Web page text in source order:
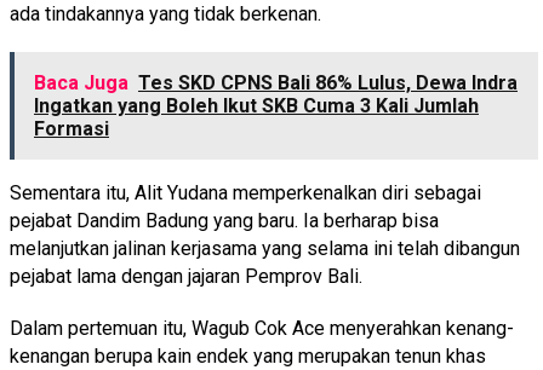
ada tindakannya yang tidak berkenan.
Baca Juga Tes SKD CPNS Bali 86% Lulus, Dewa Indra
Ingatkan yang Boleh Ikut SKB Cuma 3 Kali Jumlah
Formasi
Sementara itu, Alit Yudana memperkenalkan diri sebagai
pejabat Dandim Badung yang baru. Ia berharap bisa
melanjutkan jalinan kerjasama yang selama ini telah dibangun
pejabat lama dengan jajaran Pemprov Bali.
Dalam pertemuan itu, Wagub Cok Ace menyerahkan kenang-
kenangan berupa kain endek yang merupakan tenun khas